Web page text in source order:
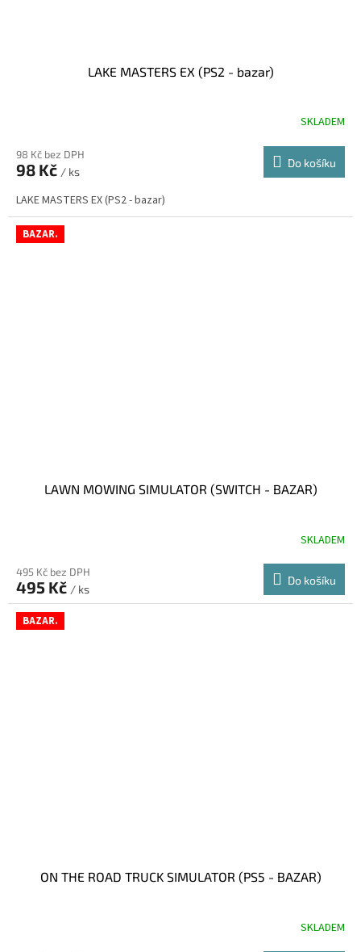
LAKE MASTERS EX (PS2 - bazar)
SKLADEM
98 Kč bez DPH
98 Kč / ks
Do košíku
LAKE MASTERS EX (PS2 - bazar)
BAZAR.
LAWN MOWING SIMULATOR (SWITCH - BAZAR)
SKLADEM
495 Kč bez DPH
495 Kč / ks
Do košíku
BAZAR.
ON THE ROAD TRUCK SIMULATOR (PS5 - BAZAR)
SKLADEM